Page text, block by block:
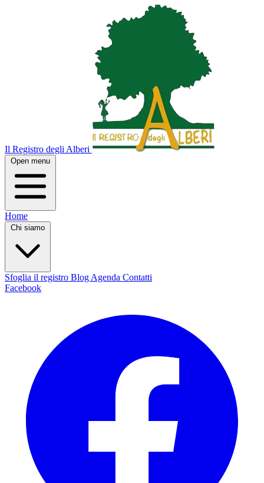
Il Registro degli Alberi
Open menu
Home
Chi siamo
Sfoglia il registro Blog Agenda Contatti
Facebook